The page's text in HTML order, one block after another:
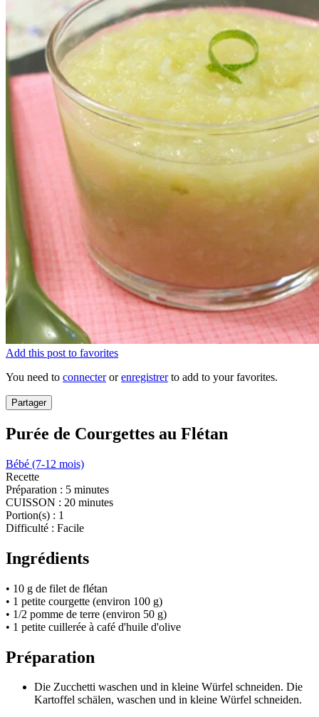
Add this post to favorites
You need to connecterorenregistrerto add to your favorites.
Partager
Purée de Courgettes au Flétan
Bébé (7-12 mois)
Recette
Préparation : 5 minutes
CUISSON : 20 minutes
Portion(s) : 1
Difficulté : Facile
Ingrédients
• 10 g de filet de flétan
• 1 petite courgette (environ 100 g)
• 1/2 pomme de terre (environ 50 g)
• 1 petite cuillerée à café d'huile d'olive
Préparation
Die Zucchetti waschen und in kleine Würfel schneiden. Die
Kartoffel schälen, waschen und in kleine Würfel schneiden.